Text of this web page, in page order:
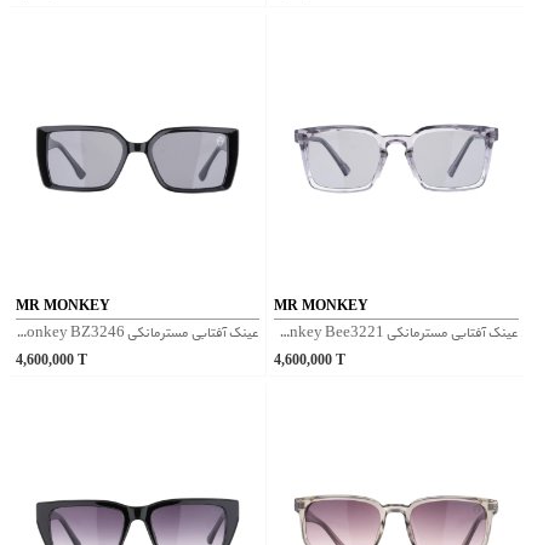
MR MONKEY
عینک آفتابی مسترمانکی Mr Monkey BZ3246 - مشکی
4,600,000T
MR MONKEY
عینک آفتابی مسترمانکی Mr Monkey Bee3221 - بنفش
4,600,000 T